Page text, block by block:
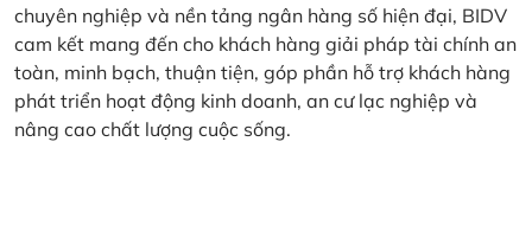
chuyên nghiệp và nền tảng ngân hàng số hiện đại, BIDV
cam kết mang đến cho khách hàng giải pháp tài chính an
toàn, minh bạch, thuận tiện, góp phần hỗ trợ khách hàng
phát triển hoạt động kinh doanh, an cư lạc nghiệp và
nâng cao chất lượng cuộc sống.